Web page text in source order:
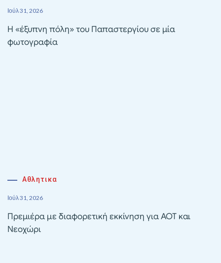
Ιούλ 31, 2026
Η «έξυπνη πόλη» του Παπαστεργίου σε μία
φωτογραφία
Αθλητικα
Ιούλ 31, 2026
Πρεμιέρα με διαφορετική εκκίνηση για ΑΟΤ και
Νεοχώρι